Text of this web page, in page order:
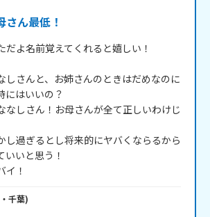
さん最低！
だよ名前覚えてくれると嬉しい！
しさんと、お姉さんのときはだめなのに
にはいいの？
なしさん！お母さんが全て正しいわけじ
し過ぎるとし将来的にヤバくならるから
いいと思う！
イ！
千葉)